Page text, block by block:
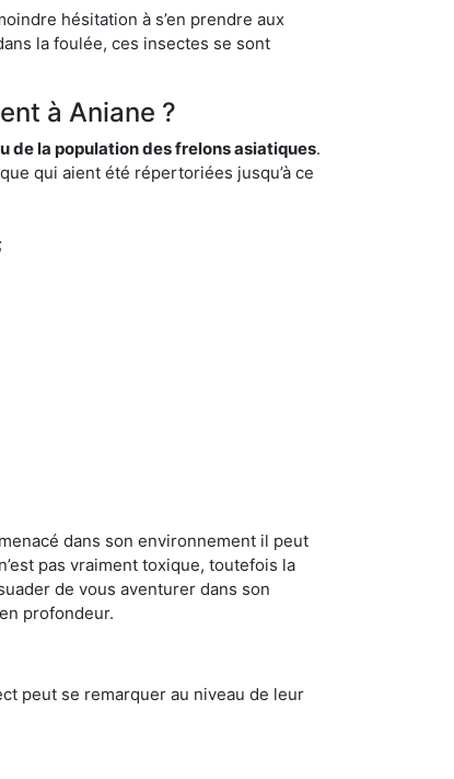
hésitation à s’en prendre aux
la foulée, ces insectes se sont
à Aniane ?
de la population des frelons asiatiques.
qui aient été répertoriées jusqu’à ce
dans son environnement il peut
pas vraiment toxique, toutefois la
de vous aventurer dans son
profondeur.
peut se remarquer au niveau de leur